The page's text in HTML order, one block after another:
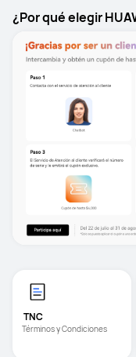
¿Por qué elegir
TNC
Términos y Condiciones